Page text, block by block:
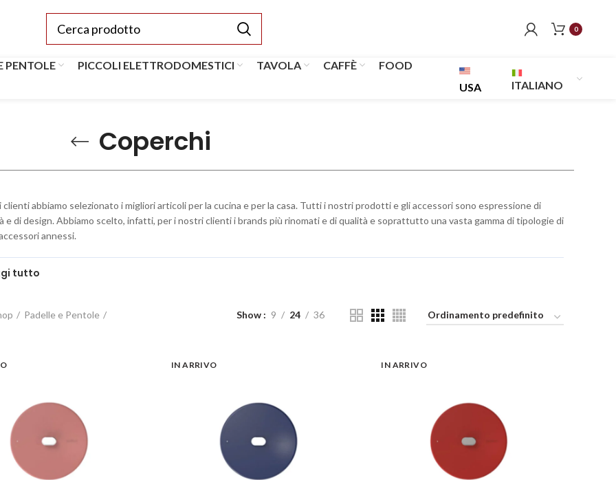
0
PENTOLE PICCOLI ELETTRODOMESTICI TAVOLA CAFFÈ FOOD
USA ITALIANO
Coperchi
clienti abbiamo selezionato i migliori articoli per la cucina e per la casa. Tutti i nostri prodotti e gli accessori sono espressione di
e di design. Abbiamo scelto, infatti, per i nostri clienti i brands più rinomati e di qualità e soprattutto una vasta gamma di tipologie di
annessi.
tutto
Padelle e Pentole Show 9 24 36
IN ARRIVO IN ARRIVO